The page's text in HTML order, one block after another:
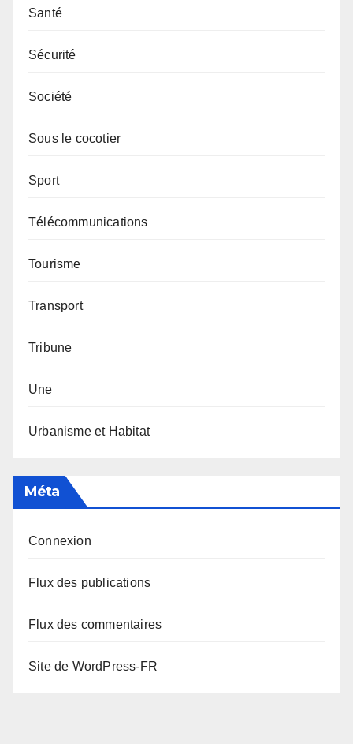
Santé
Sécurité
Société
Sous le cocotier
Sport
Télécommunications
Tourisme
Transport
Tribune
Une
Urbanisme et Habitat
Méta
Connexion
Flux des publications
Flux des commentaires
Site de WordPress-FR